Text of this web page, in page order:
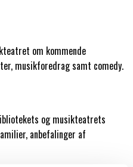
om kommende
musikforedrag samt comedy.
og musikteatrets
anbefalinger af